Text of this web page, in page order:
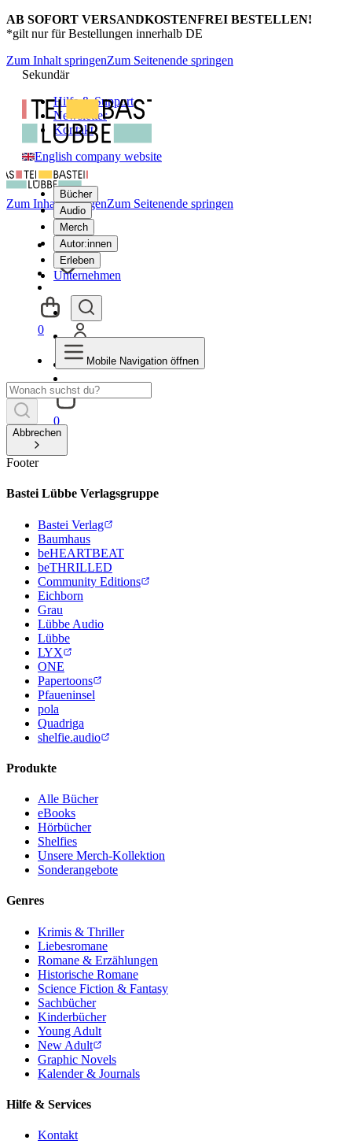
AB SOFORT VERSANDKOSTENFREI BESTELLEN!
*gilt nur für Bestellungen innerhalb DE
Zum Inhalt springenZum Seitenende springen
Sekundär
Hilfe & Support
Newsletter
Kontakt
English company website
Bücher
Audio
Merch
Autor:innen
Erleben
Unternehmen
0
Zum Inhalt springenZum Seitenende springen
0
Mobile Navigation öffnen
Abbrechen
Footer
Bastei Lübbe Verlagsgruppe
Bastei Verlag
Baumhaus
beHEARTBEAT
beTHRILLED
Community Editions
Eichborn
Grau
Lübbe Audio
Lübbe
LYX
ONE
Papertoons
Pfaueninsel
pola
Quadriga
shelfie.audio
Produkte
Alle Bücher
eBooks
Hörbücher
Shelfies
Unsere Merch-Kollektion
Sonderangebote
Genres
Krimis & Thriller
Liebesromane
Romane & Erzählungen
Historische Romane
Science Fiction & Fantasy
Sachbücher
Kinderbücher
Young Adult
New Adult
Graphic Novels
Kalender & Journals
Hilfe & Services
Kontakt